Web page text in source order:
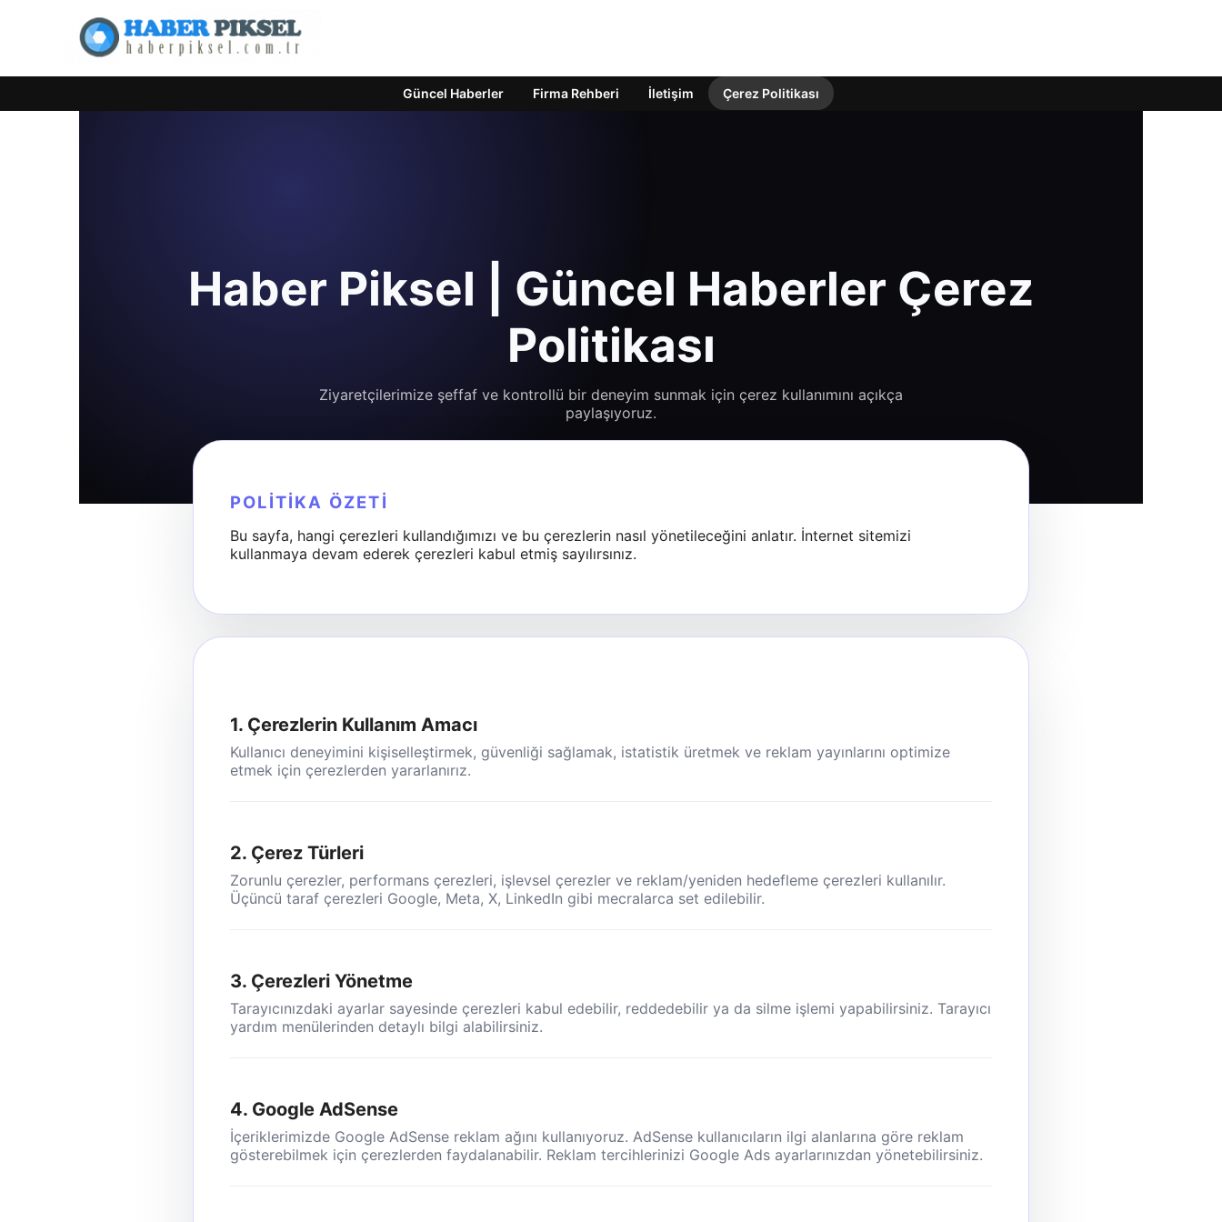
Güncel Haberler Firma Rehberi İletişim Çerez Politikası
Haber Piksel | Güncel Haberler Çerez
Politikası
Ziyaretçilerimize şeffaf ve kontrollü bir deneyim sunmak için çerez kullanımını açıkça
paylaşıyoruz.
POLITIKA ÖZETI
Bu sayfa, hangi çerezleri kullandığımızı ve bu çerezlerin nasıl yönetileceğini anlatır. İnternet sitemizi
kullanmaya devam ederek çerezleri kabul etmiş sayılırsınız.
1. Çerezlerin Kullanım Amacı
Kullanıcı deneyimini kişiselleştirmek, güvenliği sağlamak, istatistik üretmek ve reklam yayınlarını optimize
etmek için çerezlerden yararlanırız.
2. Çerez Türleri
Zorunlu çerezler, performans çerezleri, işlevsel çerezler ve reklam/yeniden hedefleme çerezleri kullanılır.
Üçüncü taraf çerezleri Google, Meta, X, LinkedIn gibi mecralarca set edilebilir.
3. Çerezleri Yönetme
Tarayıcınızdaki ayarlar sayesinde çerezleri kabul edebilir, reddedebilir ya da silme işlemi yapabilirsiniz. Tarayıcı
yardım menülerinden detaylı bilgi alabilirsiniz.
4. Google AdSense
İçeriklerimizde Google AdSense reklam ağını kullanıyoruz. AdSense kullanıcıların ilgi alanlarına göre reklam
gösterebilmek için çerezlerden faydalanabilir. Reklam tercihlerinizi Google Ads ayarlarınızdan yönetebilirsiniz.